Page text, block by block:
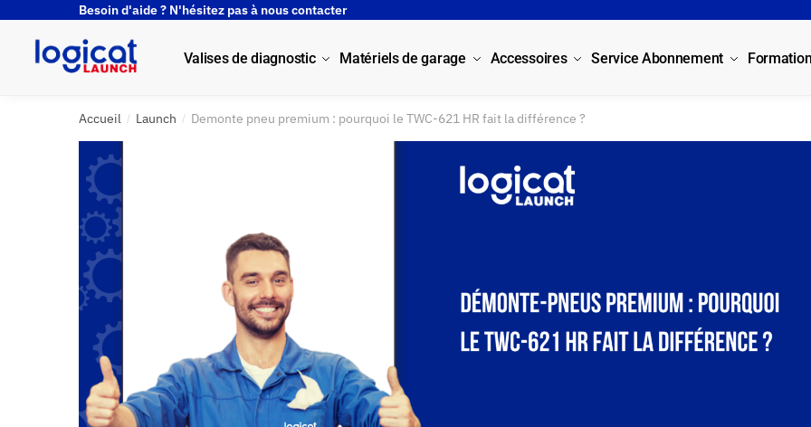
Besoin d'aide ? N'hésitez pas à nous contacter
Valises de diagnostic Matériels de garage Accessoires Service Abonnement
Accueil / Launch / Demonte pneu premium : pourquoi le TWC-621 HR fait la différence ?